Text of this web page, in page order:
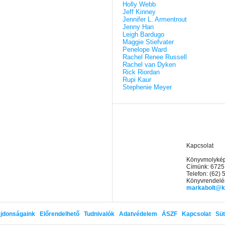
Holly Webb
Jeff Kinney
Jennifer L. Armentrout
Jenny Han
Leigh Bardugo
Maggie Stiefvater
Penelope Ward
Rachel Renee Russell
Rachel van Dyken
Rick Riordan
Rupi Kaur
Stephenie Meyer
Kapcsolat
Címünk:
Telefon: (62)
Előrendelhető Tudnivalók Adatvédelem ÁSZF Kapcsolat